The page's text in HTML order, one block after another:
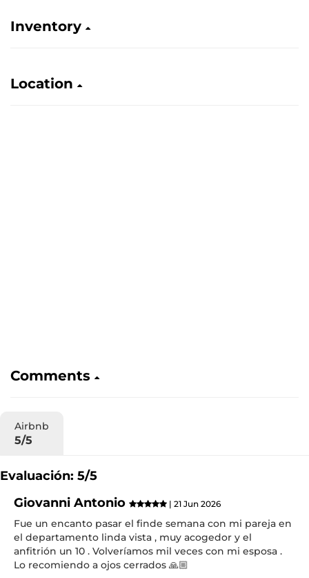
Inventory
Location
Comments
Airbnb
5/5
Evaluación: 5/5
Giovanni Antonio
| 21 Jun 2026
Fue un encanto pasar el finde semana con mi pareja en
el departamento linda vista , muy acogedor y el
anfitrión un 10 . Volveríamos mil veces con mi esposa .
Lo recomiendo a ojos cerrados 🙏🏼